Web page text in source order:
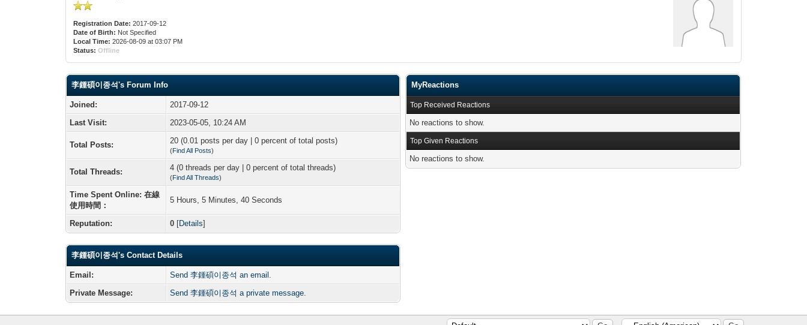
Registration Date: 2017-09-12
Date of Birth: Not Specified
Local Time: 2026-08-09 at 03:07 PM
Status: Offline
李鍾碩이종석's Forum Info
Joined:
2017-09-12
Last Visit:
2023-05-05, 10:24 AM
Total Posts: 20 (0.01 posts per day | 0 percent of total posts)
(Find All Posts)
Total Threads: 4 (0 threads per day | 0 percent of total threads)
(Find All Threads)
Time Spent Online: 在線
使用時間：
5 Hours, 5 Minutes, 40 Seconds
Reputation: 0 [Details]
李鍾碩이종석's Contact Details
Email:
Send 李鍾碩이종석 an email.
Private Message:
Send 李鍾碩이종석 a private message.
MyReactions
Top Received Reactions
No reactions to show.
Top Given Reactions
No reactions to show.